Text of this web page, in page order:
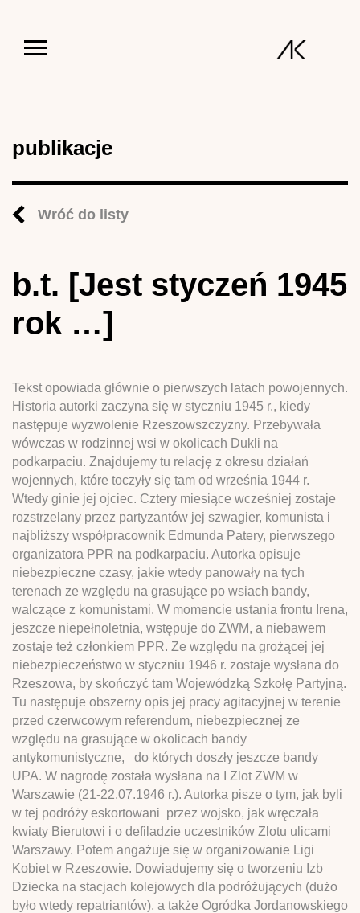
publikacje
Wróć do listy
b.t. [Jest styczeń 1945
rok …]
Tekst opowiada głównie o pierwszych latach powojennych.
Historia autorki zaczyna się w styczniu 1945 r., kiedy
następuje wyzwolenie Rzeszowszczyzny. Przebywała
wówczas w rodzinnej wsi w okolicach Dukli na
podkarpaciu. Znajdujemy tu relację z okresu działań
wojennych, które toczyły się tam od września 1944 r.
Wtedy ginie jej ojciec. Cztery miesiące wcześniej zostaje
rozstrzelany przez partyzantów jej szwagier, komunista i
najbliższy współpracownik Edmunda Patery, pierwszego
organizatora PPR na podkarpaciu. Autorka opisuje
niebezpieczne czasy, jakie wtedy panowały na tych
terenach ze względu na grasujące po wsiach bandy,
walczące z komunistami. W momencie ustania frontu Irena,
jeszcze niepełnoletnia, wstępuje do ZWM, a niebawem
zostaje też członkiem PPR. Ze względu na grożącej jej
niebezpieczeństwo w styczniu 1946 r. zostaje wysłana do
Rzeszowa, by skończyć tam Wojewódzką Szkołę Partyjną.
Tu następuje obszerny opis jej pracy agitacyjnej w terenie
przed czerwcowym referendum, niebezpiecznej ze
względu na grasujące w okolicach bandy
antykomunistyczne, do których doszły jeszcze bandy
UPA. W nagrodę została wysłana na I Zlot ZWM w
Warszawie (21-22.07.1946 r.). Autorka pisze o tym, jak byli
w tej podróży eskortowani przez wojsko, jak wręczała
kwiaty Bierutowi i o defiladzie uczestników Zlotu ulicami
Warszawy. Potem angażuje się w organizowanie Ligi
Kobiet w Rzeszowie. Dowiadujemy się o tworzeniu Izb
Dziecka na stacjach kolejowych dla podróżujących (dużo
było wtedy repatriantów), a także Ogródka Jordanowskiego